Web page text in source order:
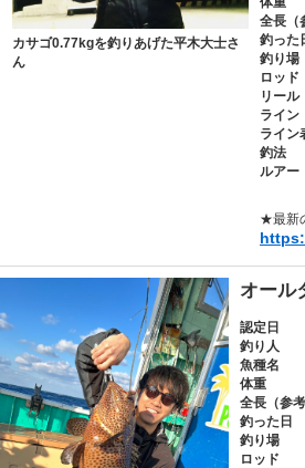
カサゴ0.77kgを釣りあげた平木大士さ
ん
全長（
釣った
釣り場
ロッド
リール
ライン
ライン
釣法
ルアー
★最新
オール
認定日
釣り人
魚種名
体重
全長（参
釣った日
釣り場
ロッド